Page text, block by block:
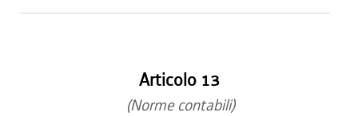
Articolo 13
(Norme contabili)